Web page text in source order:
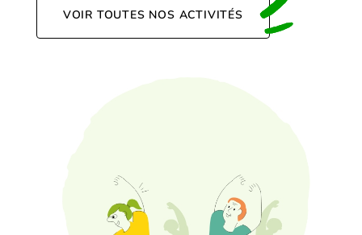
VOIR TOUTES NOS ACTIVITÉS